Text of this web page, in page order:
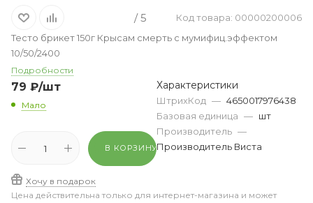
/ 5
Код товара: 00000200006
Тесто брикет 150г Крысам смерть с мумифиц.эффектом
10/50/2400
Подробности
79 ₽/шт
Мало
В КОРЗИНУ
Хочу в подарок
Характеристики
ШтрихКод — 4650017976438
Базовая единица — шт
Производитель —
Производитель Виста
Цена действительна только для интернет-магазина и может